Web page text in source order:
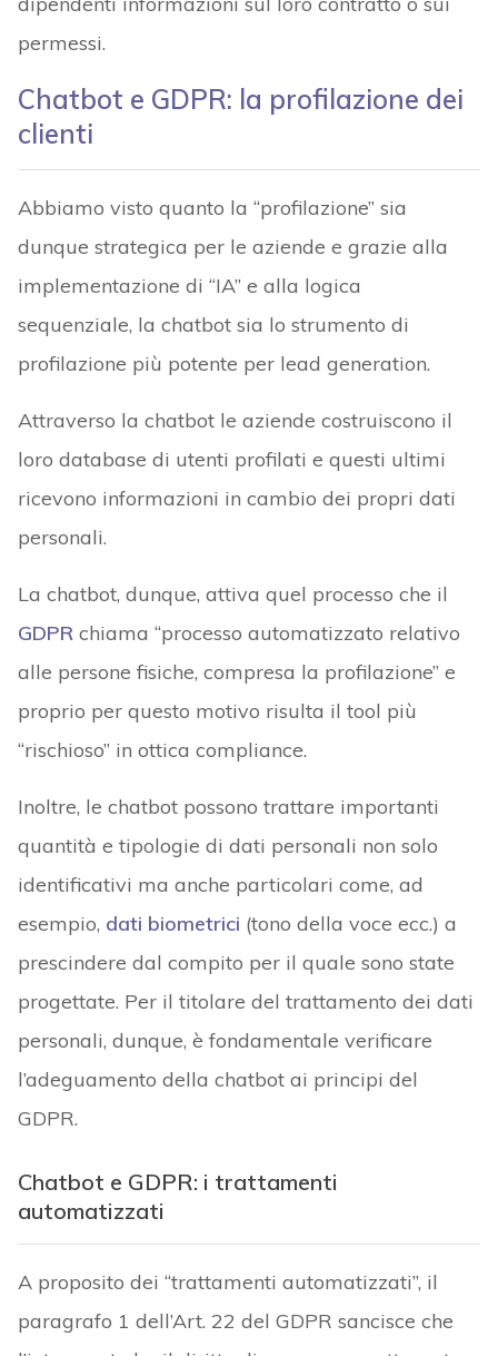
permessi.
Chatbot e GDPR: la profilazione dei
clienti
Abbiamo visto quanto la “profilazione” sia
dunque strategica per le aziende e grazie alla
implementazione di “IA” e alla logica
sequenziale, la chatbot sia lo strumento di
profilazione più potente per lead generation.
Attraverso la chatbot le aziende costruiscono il
loro database di utenti profilati e questi ultimi
ricevono informazioni in cambio dei propri dati
personali.
La chatbot, dunque, attiva quel processo che il
GDPRchiama “processo automatizzato relativo
alle persone fisiche, compresa la profilazione” e
proprio per questo motivo risulta il tool più
“rischioso” in ottica compliance.
Inoltre, le chatbot possono trattare importanti
quantità e tipologie di dati personali non solo
identificativi ma anche particolari come, ad
esempio, dati biometrici (tono della voce ecc.) a
prescindere dal compito per il quale sono state
progettate. Per il titolare del trattamento dei dati
personali, dunque, è fondamentale verificare
l’adeguamento della chatbot ai principi del
GDPR.
Chatbot e GDPR: i trattamenti
automatizzati
A proposito dei “trattamenti automatizzati”, il
paragrafo 1 dell’Art. 22 del GDPR sancisce che